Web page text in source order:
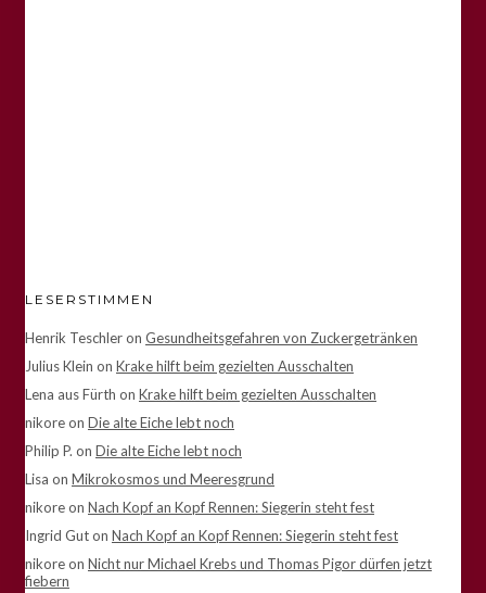
LESERSTIMMEN
Henrik Teschleron Gesundheitsgefahren von Zuckergetränken
Julius Klein on Krake hilft beim gezielten Ausschalten
Lena aus Fürth on Krake hilft beim gezielten Ausschalten
nikoreon Die alte Eiche lebt noch
Philip P. on Die alte Eiche lebt noch
Lisa on Mikrokosmos und Meeresgrund
nikoreon Nach Kopf an Kopf Rennen: Siegerin steht fest
Ingrid Guton Nach Kopf an Kopf Rennen: Siegerin steht fest
nikoreon Nicht nur Michael Krebs und Thomas Pigor dürfen jetzt
fiebern